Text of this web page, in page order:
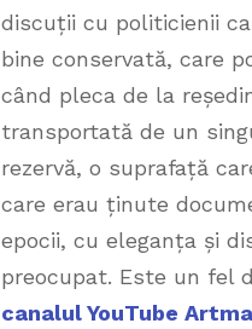
discuții cu politicienii
bine conservată, care
când pleca de la
transportată de un
rezervă, o suprafață
care erau ținute
epocii, cu eleganța și
preocupat. Este un fel
canalul YouTube